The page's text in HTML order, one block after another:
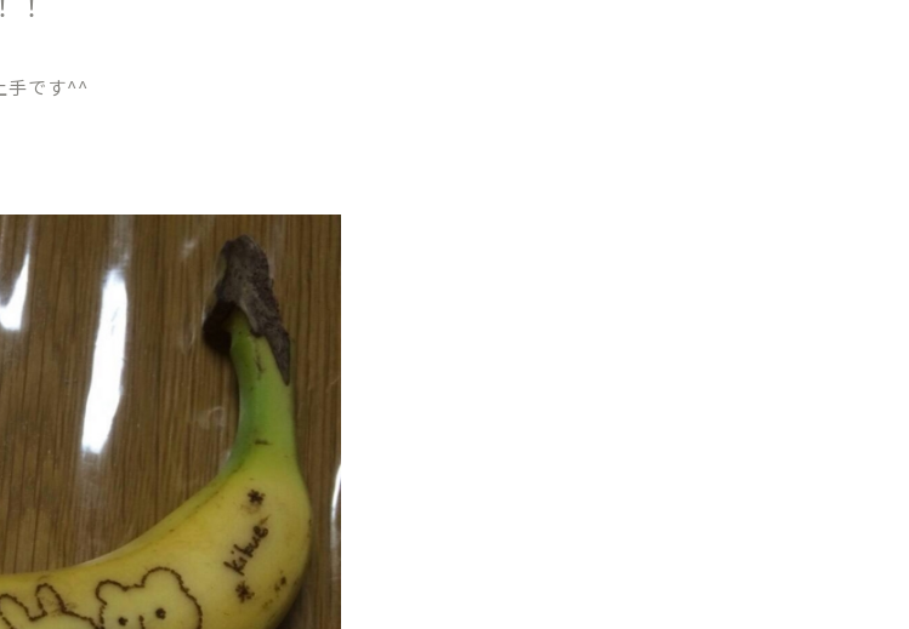
手です^^
TREATMENT CONTENTS
矯正歯科について
ワイヤーによる表側矯正
小児矯正（子どもの矯正）
。
WEB申込フォーム
初診相談に申し込む